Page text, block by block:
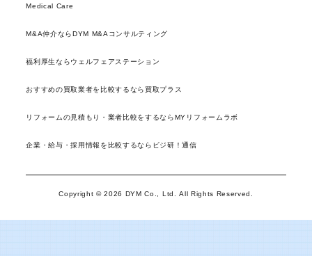
Medical Care
M&A仲介ならDYM M&Aコンサルティング
福利厚生ならウェルフェアステーション
おすすめの買取業者を比較するなら買取プラス
リフォームの見積もり・業者比較をするならMYリフォームラボ
企業・給与・採用情報を比較するならビジ研！通信
Copyright © 2026 DYM Co., Ltd. All Rights Reserved.